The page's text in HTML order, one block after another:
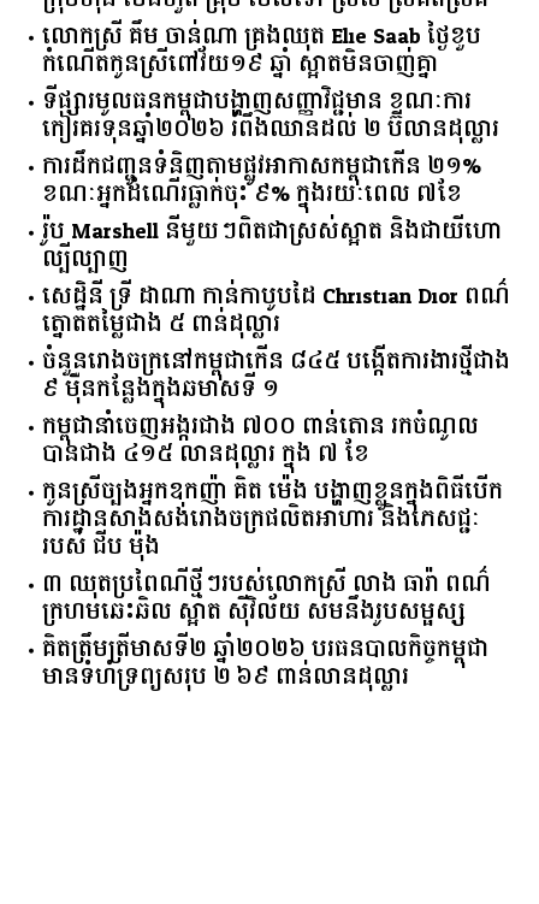
លោកស្រី គឹម ចាន់ណា គ្រងឈុត Elie Saab ថ្ងៃខួប
កំណើតកូនស្រីពៅវ័យ១៩ ឆ្នាំ ស្អាតមិនចាញ់គ្នា
ទីផ្សារ​មូលធន​កម្ពុជា​បង្ហាញ​សញ្ញា​វិជ្ជមាន​ ​ខណៈ​ការ​
កៀរគរ​ទុន​ឆ្នាំ​២០២៦​ ​រំពឹង​ឈានដល់​ ​២​ ​ប៊ីលាន​ដុល្លារ​
ការដឹកជញ្ជូនទំនិញតាមផ្លូវអាកាសកម្ពុជាកើន ២១%
ខណៈអ្នកដំណើរធ្លាក់ចុះ ៩% ក្នុងរយៈពេល ៧ខែ
រ៉ូប Marshell នីមួយៗពិតជាស្រស់ស្អាត និងជាយីហោ
ល្បីល្បាញ
សេដ្ឋិនី ទ្រី ដាណា កាន់កាបូបដៃ Christian Dior ពណ៌
ត្នោតតម្លៃជាង ៥ ពាន់ដុល្លារ
ចំនួន​រោងចក្រ​នៅ​កម្ពុជា​កើន​ ​៨៤៥​ ​បង្កើត​ការងារ​ថ្មី​ជាង​
​៩​ ​ម៉ឺន​កន្លែង​ក្នុង​ឆមាស​ទី ​១​
កម្ពុជានាំចេញអង្ករជាង ៧០០ ពាន់តោន រកចំណូល
បានជាង ៤១៥ លានដុល្លារ ក្នុង ៧ ខែ
កូនស្រីច្បងអ្នកឧកញ៉ា គិត ម៉េង បង្ហាញខ្លួនក្នុងពិធីបើក
ការដ្ឋានសាងសង់រោងចក្រផលិតអាហារ និងភេសជ្ជៈ
របស់ ជីប ម៉ុង
៣ ឈុតប្រពៃណីថ្មីៗរបស់លោកស្រី លាង ធារ៉ា ពណ៌
ក្រហមឆេះឆិល ស្អាត ​ស៊ីវិល័យ សមនឹងរូបសម្ផស្ស
គិត​ត្រឹមត្រីមាស​ទី​២​ ​ឆ្នាំ​២០២៦​ បរធន​បាលកិច្ច​កម្ពុជា​ ​
មាន​ទំហំ​ទ្រព្យ​សរុប​ ​២.៦៩​ ​ពាន់លាន​ដុល្លារ​